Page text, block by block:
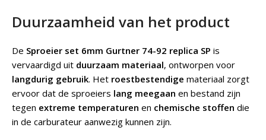
Duurzaamheid van het product
De Sproeier set 6mm Gurtner 74-92 replica SP is
vervaardigd uit duurzaam materiaal, ontworpen voor
langdurig gebruik. Het roestbestendige materiaal zorgt
ervoor dat de sproeiers lang meegaan en bestand zijn
tegen extreme temperaturen en chemische stoffen die
in de carburateur aanwezig kunnen zijn.